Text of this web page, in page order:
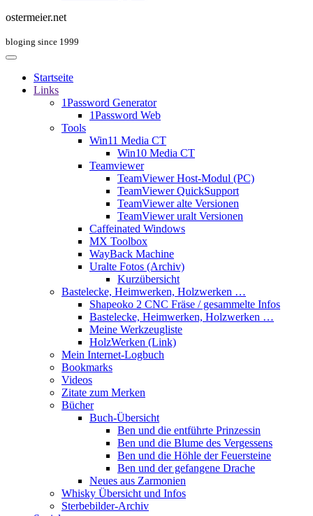
ostermeier.net
bloging since 1999
Startseite
Links
1Password Generator
1Password Web
Tools
Win11 Media CT
Win10 Media CT
Teamviewer
TeamViewer Host-Modul (PC)
TeamViewer QuickSupport
TeamViewer alte Versionen
TeamViewer uralt Versionen
Caffeinated Windows
MX Toolbox
WayBack Machine
Uralte Fotos (Archiv)
Kurzübersicht
Bastelecke, Heimwerken, Holzwerken …
Shapeoko 2 CNC Fräse / gesammelte Infos
Bastelecke, Heimwerken, Holzwerken …
Meine Werkzeugliste
HolzWerken (Link)
Mein Internet-Logbuch
Bookmarks
Videos
Zitate zum Merken
Bücher
Buch-Übersicht
Ben und die entführte Prinzessin
Ben und die Blume des Vergessens
Ben und die Höhle der Feuersteine
Ben und der gefangene Drache
Neues aus Zarmonien
Whisky Übersicht und Infos
Sterbebilder-Archiv